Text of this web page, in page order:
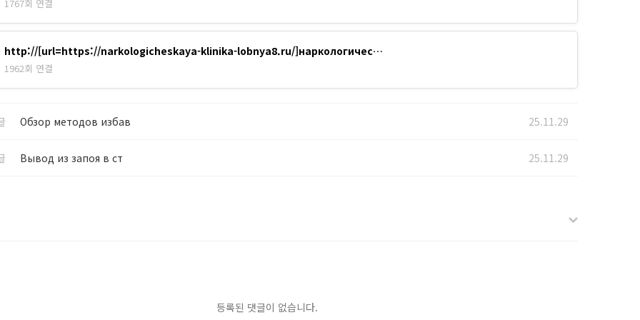
1767회 연결
http://[url=https://narkologicheskaya-klinika-lobnya8.ru/]наркологичес…
1962회 연결
Обзор методов избав 25.11.29
Вывод из запоя в ст 25.11.29
등록된 댓글이 없습니다.